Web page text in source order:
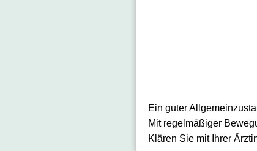
Ein guter
Mit regelmäßiger
Klären Sie mit Ihrer